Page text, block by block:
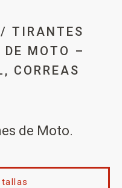
/ TIRANTES
DE MOTO –
CORREAS
de Moto.